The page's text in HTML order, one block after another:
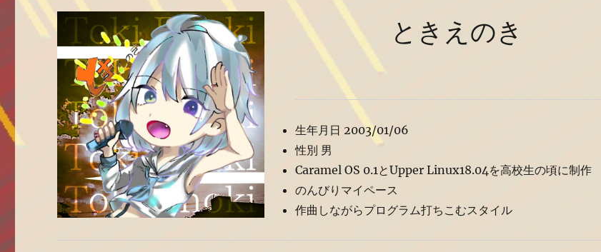
ときえのき
生年月日 2003/01/06
性別 男
Caramel OS 0.1とUpper Linux18.04を高校生の頃に制作
のんびりマイペース
作曲しながらプログラム打ちこむスタイル